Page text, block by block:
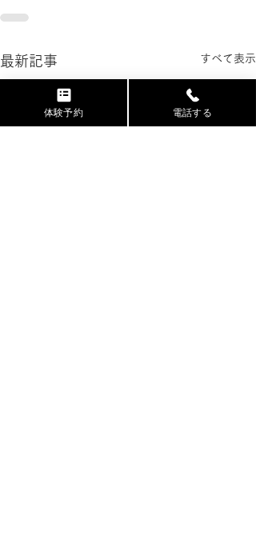
最新記事 すべて表示
体験予約 電話する